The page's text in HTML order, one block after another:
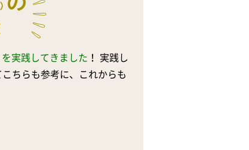
実践してきました ！ 実践し
ちらも参考に、これからも